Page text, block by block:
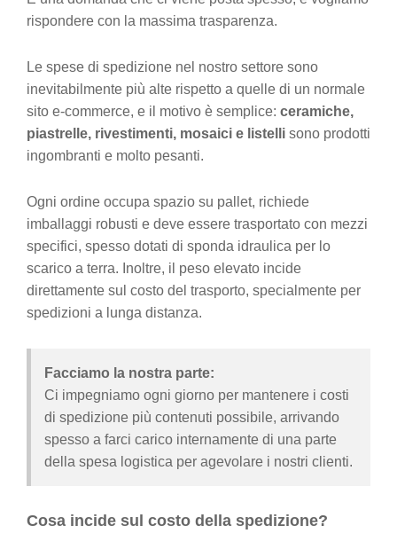
rispondere con la massima trasparenza.
Le spese di spedizione nel nostro settore sono
inevitabilmente più alte rispetto a quelle di un normale
sito e-commerce, e il motivo è semplice: ceramiche,
piastrelle, rivestimenti, mosaici e listelli sono prodotti
ingombranti e molto pesanti.
Ogni ordine occupa spazio su pallet, richiede
imballaggi robusti e deve essere trasportato con mezzi
specifici, spesso dotati di sponda idraulica per lo
scarico a terra. Inoltre, il peso elevato incide
direttamente sul costo del trasporto, specialmente per
spedizioni a lunga distanza.
Facciamo la nostra parte:
Ci impegniamo ogni giorno per mantenere i costi
di spedizione più contenuti possibile, arrivando
spesso a farci carico internamente di una parte
della spesa logistica per agevolare i nostri clienti.
Cosa incide sul costo della spedizione?